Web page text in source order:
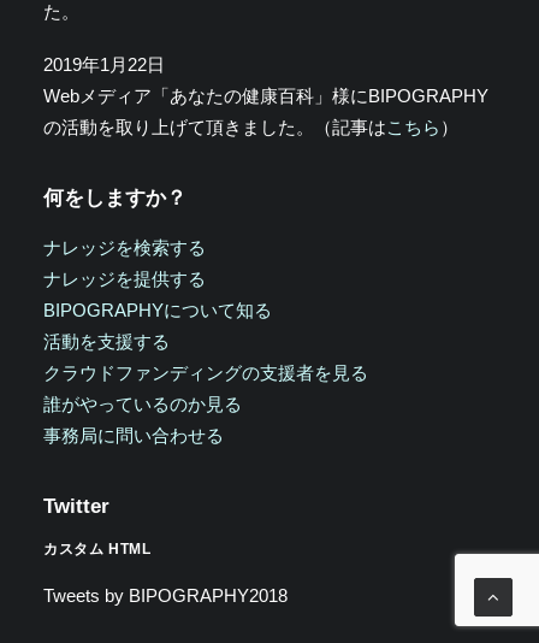
た。
2019年1月22日
Webメディア「あなたの健康百科」様にBIPOGRAPHY
の活動を取り上げて頂きました。（記事はこちら ）
何をしますか？
ナレッジを検索する
ナレッジを提供する
BIPOGRAPHYについて知る
活動を支援する
クラウドファンディングの支援者を見る
誰がやっているのか見る
事務局に問い合わせる
Twitter
カスタム HTML
Tweets by BIPOGRAPHY2018